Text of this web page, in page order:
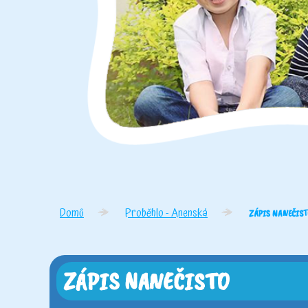
Domů Proběhlo - Anenská ZÁPIS
ZÁPIS NANEČISTO